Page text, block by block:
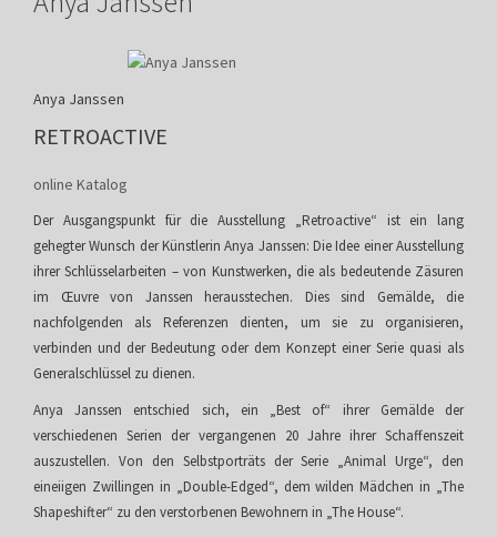
Anya Janssen
RETROACTIVE
online Katalog
Der Ausgangspunkt für die Ausstellung „Retroactive“ ist ein lang
gehegter Wunsch der Künstlerin Anya Janssen: Die Idee einer Ausstellung
ihrer Schlüsselarbeiten – von Kunstwerken, die als bedeutende Zäsuren
im Œuvre von Janssen herausstechen. Dies sind Gemälde, die
nachfolgenden als Referenzen dienten, um sie zu organisieren,
verbinden und der Bedeutung oder dem Konzept einer Serie quasi als
Generalschlüssel zu dienen.
Anya Janssen entschied sich, ein „Best of“ ihrer Gemälde der
verschiedenen Serien der vergangenen 20 Jahre ihrer Schaffenszeit
auszustellen. Von den Selbstporträts der Serie „Animal Urge“, den
eineiigen Zwillingen in „Double-Edged“, dem wilden Mädchen in „The
Shapeshifter“ zu den verstorbenen Bewohnern in „The House“.